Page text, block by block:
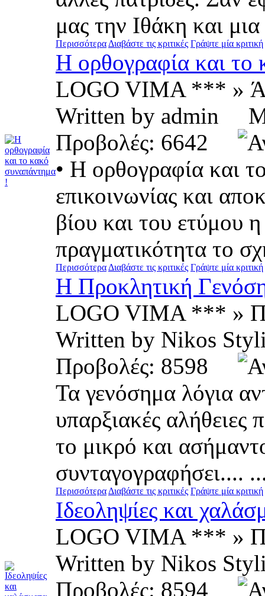
μας την Ιθάκη και
Περισσότερα Διαβάστε τις κριτικές Γράψτε μία κριτική
Η ορθογραφία και
LOGO VIMA *** »
Written by admin
Προβολές: 6642
• Η ορθογραφία και
επικοινωνίας και
βίου και του ετύμου
πραγματικότητα το
Περισσότερα Διαβάστε τις κριτικές Γράψτε μία κριτική
Η Προκλητική
LOGO VIMA *** »
Written by Nikos
Προβολές: 8598
Τα γενόσημα λόγια
υπαρξιακές
το μικρό και
συνταγογραφήσει....
Περισσότερα Διαβάστε τις κριτικές Γράψτε μία κριτική
Ιδεοληψίες και
LOGO VIMA *** »
Written by Nikos
Προβολές: 8594